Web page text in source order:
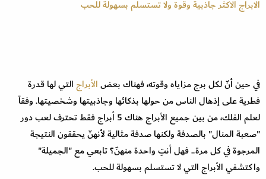
الابراج الاكثر جاذبية وقوة ولا تستسلم بسهولة للحب
في حين أنّ لكل برج مزاياه وقوته، فهناك بعضالأبراج التي لها قدرة
فطرية على إذهال الناس من حولها بذكائها وجاذبيتها وشخصيتها. وفقاً
لعلم الفلك، من بين جميع الأبراج هناك 5 أبراج فقط تحترف لعب دور
"صعبة المنال" بالصدفة ولكنها صدفة مثالية لأنهنّ يحققون النتيجة
المرجوة في كل مرة.. فهل أنتِ واحدة منهنّ؟ تابعي مع "الجميلة"
واكتشفي الأبراج التي لا تستسلم بسهولة للحب.